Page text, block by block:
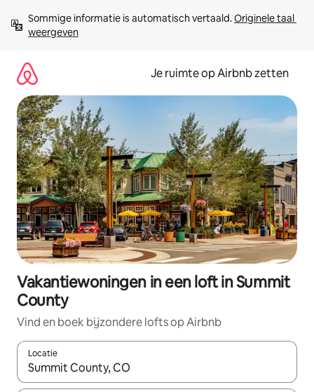
direct
naar
Sommige informatie is automatisch vertaald. Originele taal
weergeven
Je ruimte op Airbnb zetten
Vakantiewoningen in een loft in Summit
County
Vind en boek bijzondere lofts op Airbnb
Locatie
Wanneer er suggesties beschikbaar zijn, maak je een keuze